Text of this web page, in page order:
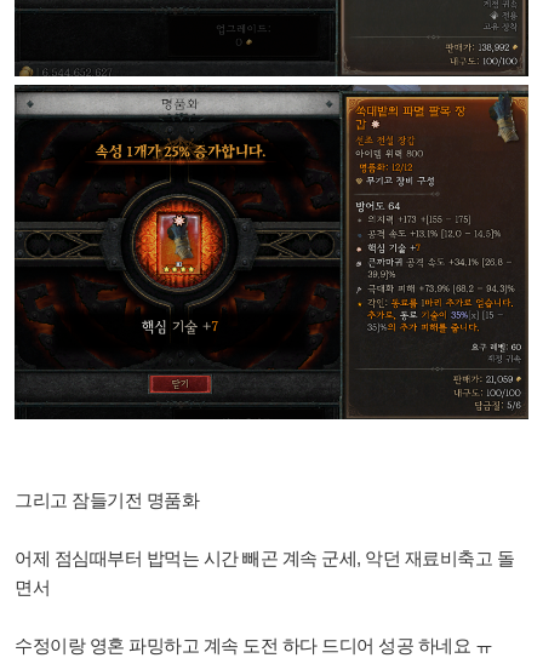
그리고 잠들기전 명품화
어제 점심때부터 밥먹는 시간 빼곤 계속 군세, 악던 재료비축고 돌
면서
수정이랑 영혼 파밍하고 계속 도전 하다 드디어 성공 하네요 ㅠ